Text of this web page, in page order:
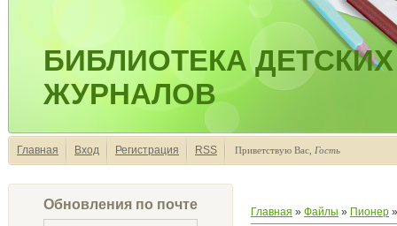
БИБЛИОТЕКА ДЕТСКИХ
ЖУРНАЛОВ
Главная Вход Регистрация RSS Приветствую Вас Гость
Обновления по почте Главная » Файлы » Пионер